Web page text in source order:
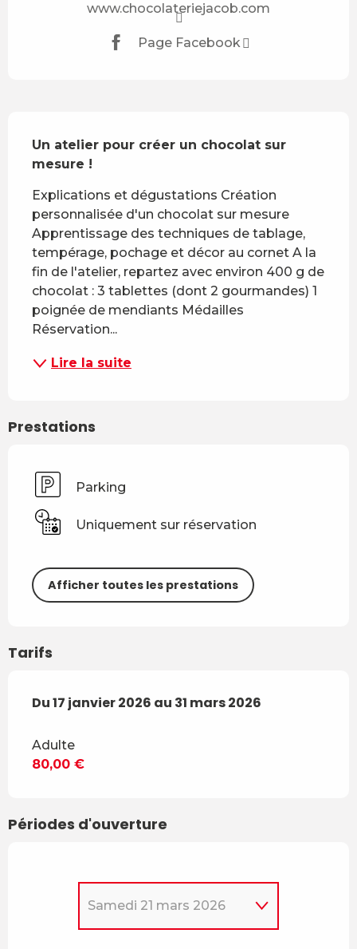
www.chocolateriejacob.com
Page Facebook
Un atelier pour créer un chocolat sur
mesure !
Explications et dégustations Création
personnalisée d'un chocolat sur mesure
Apprentissage des techniques de tablage,
tempérage, pochage et décor au cornet A la
fin de l'atelier, repartez avec environ 400 g de
chocolat : 3 tablettes (dont 2 gourmandes) 1
poignée de mendiants Médailles
Réservation...
Lire la suite
Prestations
Parking
Uniquement sur réservation
Afficher toutes les prestations
Tarifs
Du17 janvier 2026 au 31 mars 2026
Du17 janvier 2026 au 31 mars 2026
Adulte
80,00 €
Périodes d'ouverture
Samedi 21 mars 2026